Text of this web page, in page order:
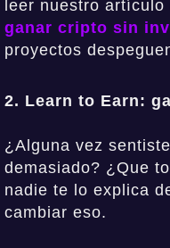
leer nuestro
ganar cripto sin
proyectos
2. Learn to Earn:
¿Alguna vez
demasiado? ¿Que
nadie te lo explica
cambiar eso.